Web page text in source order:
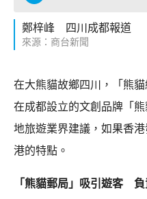
鄭梓峰 四川成都報道
來源：商台新聞
在大熊貓故鄉四川，「熊
在成都設立的文創品牌「
地旅遊業界建議，如果香
港的特點。
「熊貓郵局」吸引遊客